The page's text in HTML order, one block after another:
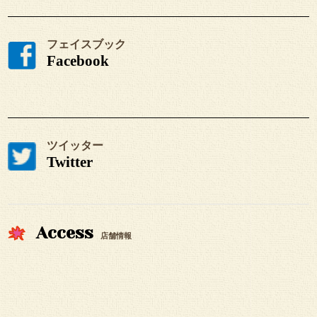
フェイスブック
Facebook
ツイッター
Twitter
Access 店舗情報